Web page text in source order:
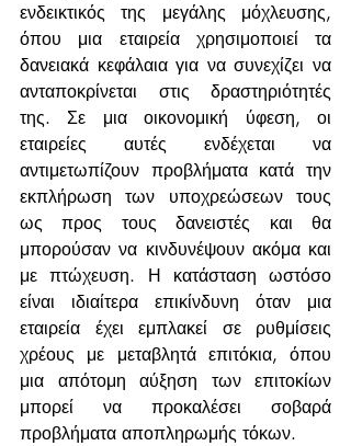
ενδεικτικός της μεγάλης μόχλευσης,
όπου μια εταιρεία χρησιμοποιεί τα
δανειακά κεφάλαια για να συνεχίζει να
ανταποκρίνεται στις δραστηριότητές
της. Σε μια οικονομική ύφεση, οι
εταιρείες αυτές ενδέχεται να
αντιμετωπίζουν προβλήματα κατά την
εκπλήρωση των υποχρεώσεων τους
ως προς τους δανειστές και θα
μπορούσαν να κινδυνέψουν ακόμα και
με πτώχευση. Η κατάσταση ωστόσο
είναι ιδιαίτερα επικίνδυνη όταν μια
εταιρεία έχει εμπλακεί σε ρυθμίσεις
χρέους με μεταβλητά επιτόκια, όπου
μια απότομη αύξηση των επιτοκίων
μπορεί να προκαλέσει σοβαρά
προβλήματα αποπληρωμής τόκων.